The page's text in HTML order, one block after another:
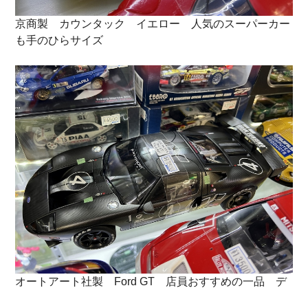
京商製 カウンタック イエロー 人気のスーパーカー
も手のひらサイズ
オートアート社製 Ford GT 店員おすすめの一品 デ